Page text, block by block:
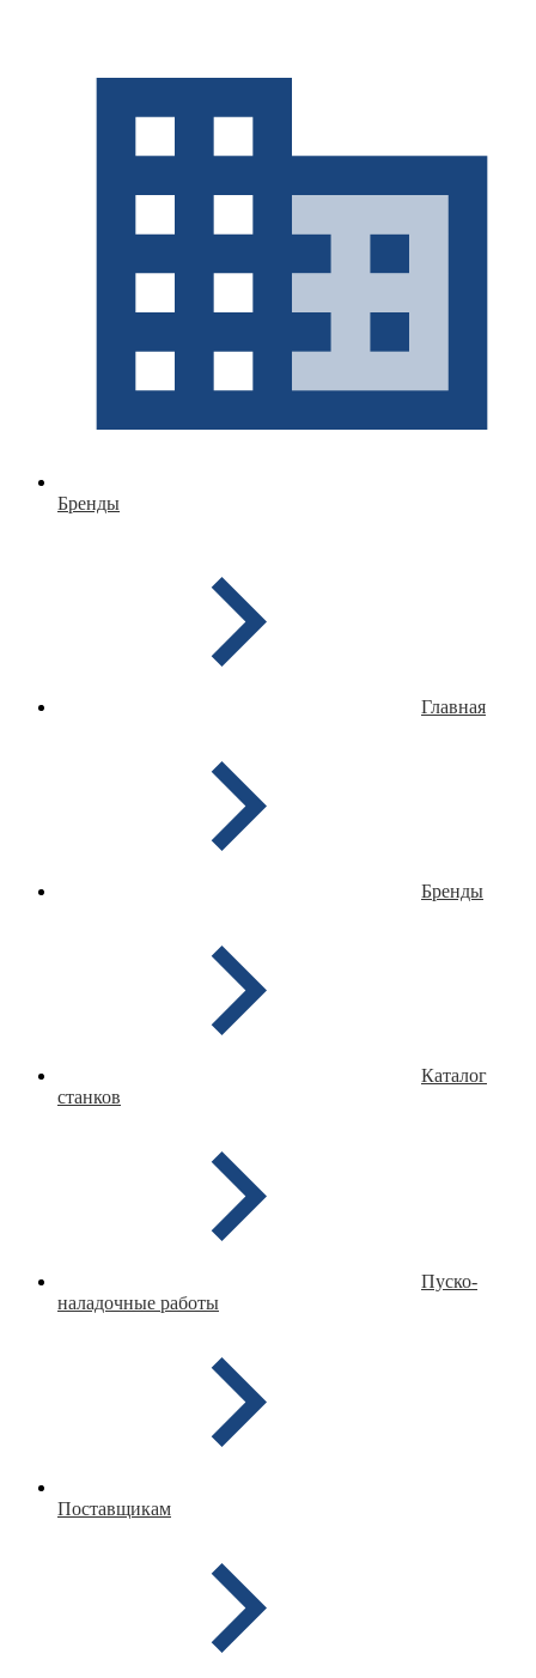
Бренды
Главная
Бренды
Каталог
станков
Пуско-
наладочные работы
Поставщикам